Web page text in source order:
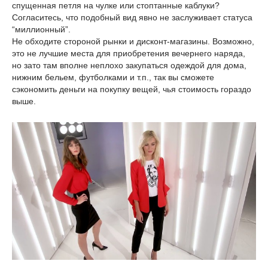
спущенная петля на чулке или стоптанные каблуки?
Согласитесь, что подобный вид явно не заслуживает статуса
“миллионный”.
Не обходите стороной рынки и дисконт-магазины. Возможно,
это не лучшие места для приобретения вечернего наряда,
но зато там вполне неплохо закупаться одеждой для дома,
нижним бельем, футболками и т.п., так вы сможете
сэкономить деньги на покупку вещей, чья стоимость гораздо
выше.